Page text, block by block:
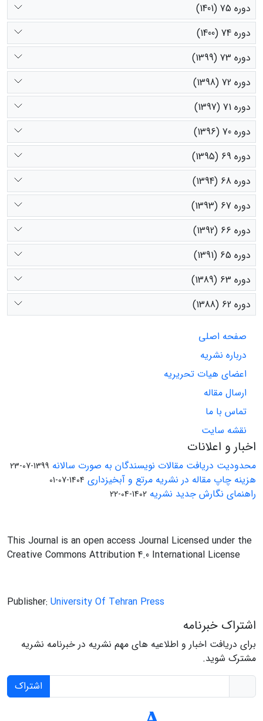
دوره 75 (1401)
دوره 74 (1400)
دوره 73 (1399)
دوره 72 (1398)
دوره 71 (1397)
دوره 70 (1396)
دوره 69 (1395)
دوره 68 (1394)
دوره 67 (1393)
دوره 66 (1392)
دوره 65 (1391)
دوره 63 (1389)
دوره 62 (1388)
صفحه اصلی
درباره نشریه
اعضای هیات تحریریه
ارسال مقاله
تماس با ما
نقشه سایت
اخبار و اعلانات
محدودیت دریافت مقالات نویسندگان به صورت سالانه 1399-07-23
هزینه چاپ مقاله در نشریه مرتع و آبخیزداری 1404-07-01
راهنمای نگارش جدید نشریه 1402-04-22
This Journal is an open access Journal Licensed under the
Creative Commons Attribution 4.0 International License
Publisher: University Of Tehran Press
اشتراک خبرنامه
برای دریافت اخبار و اطلاعیه های مهم نشریه در خبرنامه نشریه
مشترک شوید.
اشتراک